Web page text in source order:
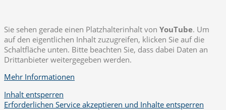
Sie sehen gerade einen Platzhalterinhalt von YouTube. Um
auf den eigentlichen Inhalt zuzugreifen, klicken Sie auf die
Schaltfläche unten. Bitte beachten Sie, dass dabei Daten an
Drittanbieter weitergegeben werden.
Mehr Informationen
Inhalt entsperren
Erforderlichen Service akzeptieren und Inhalte entsperren